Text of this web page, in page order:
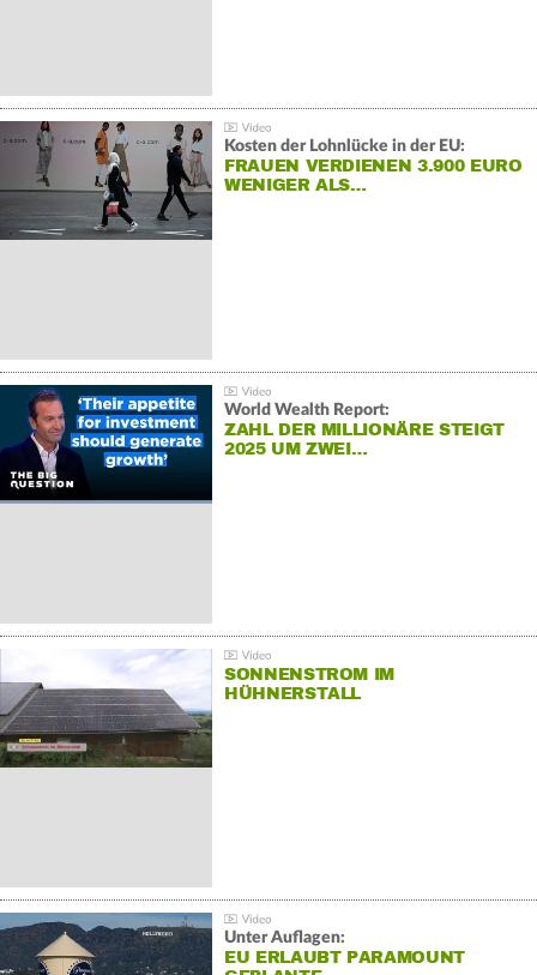
Kosten der Lohnlücke in der EU:
FRAUEN VERDIENEN 3.900 EURO
WENIGER ALS…
World Wealth Report:
ZAHL DER MILLIONÄRE STEIGT
2025 UM ZWEI…
SONNENSTROM IM
HÜHNERSTALL
Unter Auflagen:
EU ERLAUBT PARAMOUNT